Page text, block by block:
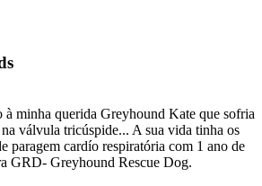
à minha querida Greyhound Kate que sofria
válvula tricúspide... A sua vida tinha os
paragem cardío respiratória com 1 ano de
GRD- Greyhound Rescue Dog.